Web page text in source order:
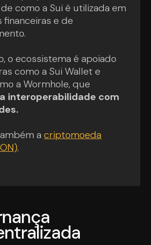
como a Sui é utilizada em
financeiras e de
o ecossistema é apoiado
como a Sui Wallet e
a Wormhole, que
interoperabilidade com
acriptomoeda
.